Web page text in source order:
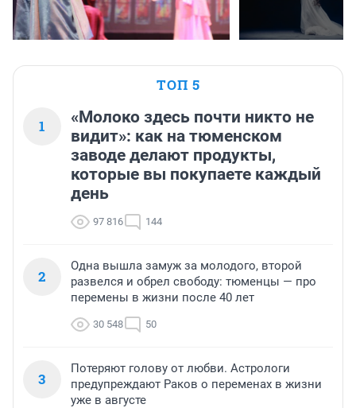
ТОП 5
1
«Молоко здесь почти никто не
видит»: как на тюменском
заводе делают продукты,
которые вы покупаете каждый
день
97 816 144
2
Одна вышла замуж за молодого, второй
развелся и обрел свободу: тюменцы — про
перемены в жизни после 40 лет
30 548 50
3
Потеряют голову от любви. Астрологи
предупреждают Раков о переменах в жизни
уже в августе